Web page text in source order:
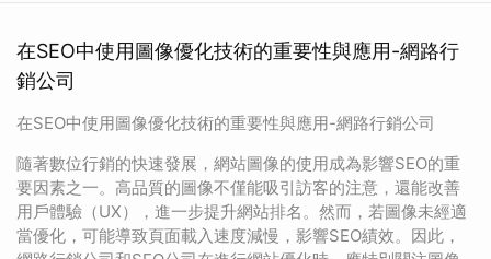
在SEO中使用圖像優化技術的重要性與應用-網路行
銷公司
在SEO中使用圖像優化技術的重要性與應用-網路行銷公司
隨著數位行銷的快速發展，網站圖像的使用成為影響SEO的重
要因素之一。高品質的圖像不僅能吸引訪客的注意，還能改善
用戶體驗（UX），進一步提升網站排名。然而，若圖像未經適
當優化，可能導致頁面載入速度減慢，影響SEO績效。因此，